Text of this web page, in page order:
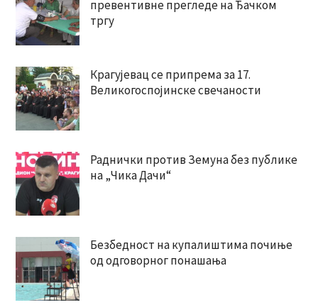
превентивне прегледе на Ђачком
тргу
Крагујевац се припрема за 17.
Великогоспојинске свечаности
Раднички против Земуна без публике
на „Чика Дачи“
Безбедност на купалиштима почиње
од одговорног понашања